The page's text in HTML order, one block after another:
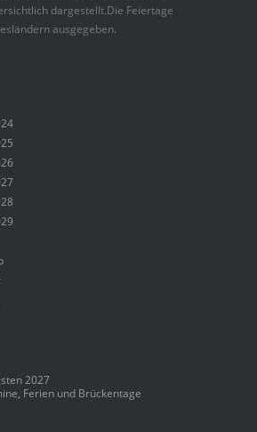
dargestellt.Die Feiertage
ausgegeben.
2027
Ferien und Brückentage